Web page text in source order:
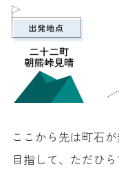
ここから先は町石
目指して、ただひ